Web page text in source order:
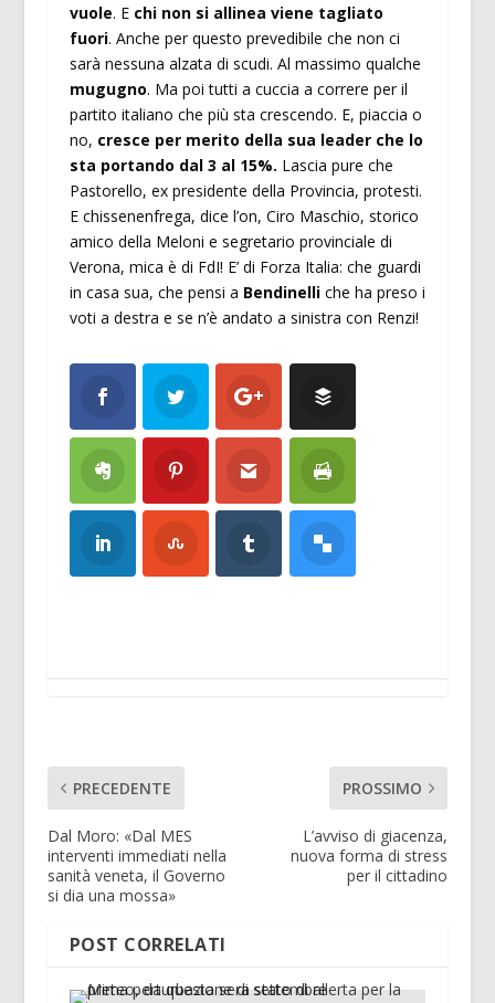
vuole. E chi non si allinea viene tagliato
fuori. Anche per questo prevedibile che non ci
sarà nessuna alzata di scudi. Al massimo qualche
mugugno. Ma poi tutti a cuccia a correre per il
partito italiano che più sta crescendo. E, piaccia o
no, cresce per merito della sua leader che lo
sta portando dal 3 al 15%. Lascia pure che
Pastorello, ex presidente della Provincia, protesti.
E chissenenfrega, dice l’on, Ciro Maschio, storico
amico della Meloni e segretario provinciale di
Verona, mica è di FdI! E’ di Forza Italia: che guardi
in casa sua, che pensi a Bendinelli che ha preso i
voti a destra e se n’è andato a sinistra con Renzi!
PRECEDENTE
Dal Moro: «Dal MES
interventi immediati nella
sanità veneta, il Governo
si dia una mossa»
PROSSIMO
L’avviso di giacenza,
nuova forma di stress
per il cittadino
POST CORRELATI